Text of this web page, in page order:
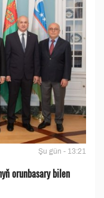
Şu gün - 13:21
orunbasary bilen